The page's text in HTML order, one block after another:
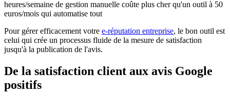
heures/semaine de gestion manuelle coûte plus cher qu'un outil à 50
euros/mois qui automatise tout
Pour gérer efficacement votre e-réputation entreprise, le bon outil est
celui qui crée un processus fluide de la mesure de satisfaction
jusqu'à la publication de l'avis.
De la satisfaction client aux avis Google
positifs